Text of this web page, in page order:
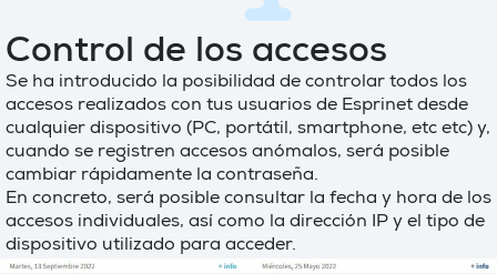
Control de los accesos
Se ha introducido la posibilidad de controlar todos los
accesos realizados con tus usuarios de Esprinet desde
cualquier dispositivo (PC, portátil, smartphone, etc etc) y,
cuando se registren accesos anómalos, será posible
cambiar rápidamente la contraseña.
En concreto, será posible consultar la fecha y hora de los
accesos individuales, así como la dirección IP y el tipo de
dispositivo utilizado para acceder.